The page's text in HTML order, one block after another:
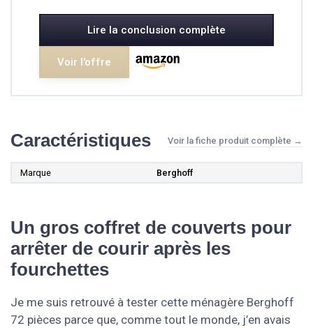
Lire la conclusion complète
Voir l'offre
Caractéristiques Voir la fiche produit complète →
Marque Berghoff
Un gros coffret de couverts pour
arrêter de courir après les
fourchettes
Je me suis retrouvé à tester cette ménagère Berghoff
72 pièces parce que, comme tout le monde, j’en avais